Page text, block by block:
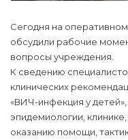
Сегодня на
обсудили рабочие
вопросы учреждения.
К сведению
клинических
«ВИЧ-инфекция у
эпидемиологии,
оказанию помощи,